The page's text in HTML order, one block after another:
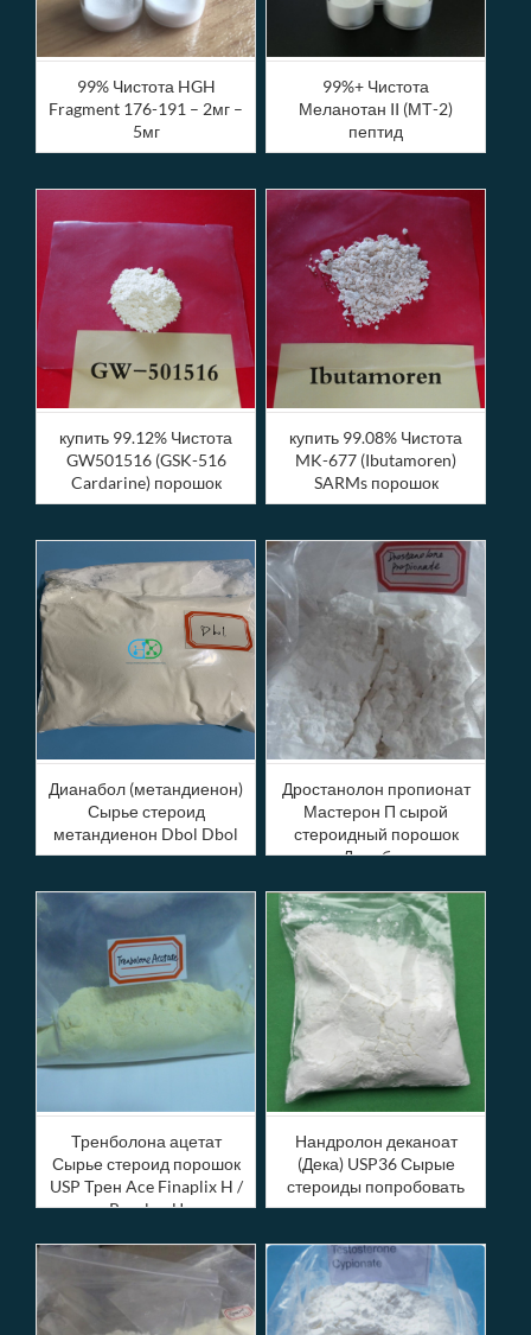
99% Чистота HGH
Fragment 176-191 – 2мг –
5мг
99%+ Чистота
Меланотан II (МТ-2)
пептид
купить 99.12% Чистота
GW501516 (GSK-516
Cardarine) порошок
купить 99.08% Чистота
MK-677 (Ibutamoren)
SARMs порошок
Дианабол (метандиенон)
Сырье стероид
метандиенон Dbol Dbol
порошок
Дростанолон пропионат
Мастерон П сырой
стероидный порошок
Дролбан
Тренболона ацетат
Сырье стероид порошок
USP Трен Ace Finaplix H /
Revalor-Н
Нандролон деканоат
(Дека) USP36 Сырые
стероиды попробовать
порошок